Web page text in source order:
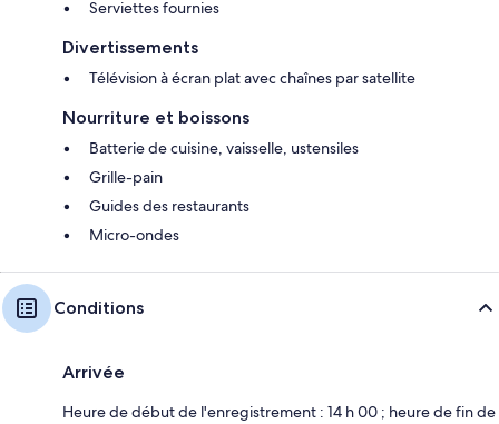
Serviettes fournies
Divertissements
Télévision à écran plat avec chaînes par satellite
Nourriture et boissons
Batterie de cuisine, vaisselle, ustensiles
Grille-pain
Guides des restaurants
Micro-ondes
Conditions
Arrivée
Heure de début de l'enregistrement : 14 h 00 ; heure de fin de